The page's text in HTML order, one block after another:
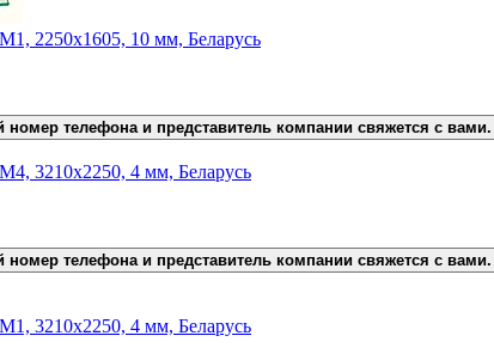
2250х1605, 10 мм, Беларусь
номер телефона и представитель компании свяжется с вами.
3210х2250, 4 мм, Беларусь
номер телефона и представитель компании свяжется с вами.
3210х2250, 4 мм, Беларусь